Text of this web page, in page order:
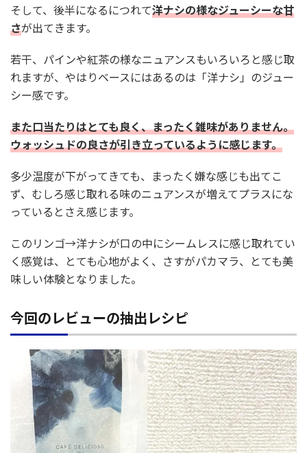
そして、後半になるにつれて洋ナシの様なジューシーな甘
さが出てきます。
若干、パインや紅茶の様なニュアンスもいろいろと感じ取
れますが、やはりベースにはあるのは「洋ナシ」のジュー
シー感です。
また口当たりはとても良く、まったく雑味がありません。
ウォッシュドの良さが引き立っているように感じます。
多少温度が下がってきても、まったく嫌な感じも出てこ
ず、むしろ感じ取れる味のニュアンスが増えてプラスにな
っているとさえ感じます。
このリンゴ→洋ナシが口の中にシームレスに感じ取れてい
く感覚は、とても心地がよく、さすがパカマラ、とても美
味しい体験となりました。
今回のレビューの抽出レシピ